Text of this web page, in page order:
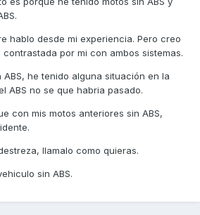
hablo desde mi experiencia. Pero creo
por mi con ambos sistemas.
he tenido alguna situación en la
ABS no se que habria pasado.
con mis motos anteriores sin ABS,
llamalo como quieras.
sin ABS.